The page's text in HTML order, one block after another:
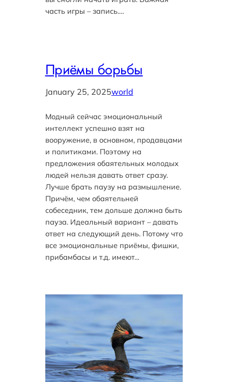
часть игры – запись.…
Приёмы борьбы
January 25, 2025world
Модный сейчас эмоциональный
интеллект успешно взят на
вооружение, в основном, продавцами
и политиками. Поэтому на
предложения обаятельных молодых
людей нельзя давать ответ сразу.
Лучше брать паузу на размышление.
Причём, чем обаятельней
собеседник, тем дольше должна быть
пауза. Идеальный вариант – давать
ответ на следующий день. Потому что
все эмоциональные приёмы, фишки,
прибамбасы и т.д. имеют…